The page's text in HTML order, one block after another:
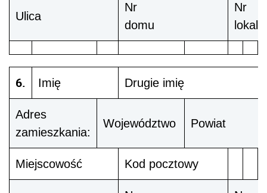
Ulica
Nr
domu
Nr
lokalu
6. Imię Drugie imię
Adres
zamieszkania:
Województwo Powiat
Miejscowość Kod pocztowy